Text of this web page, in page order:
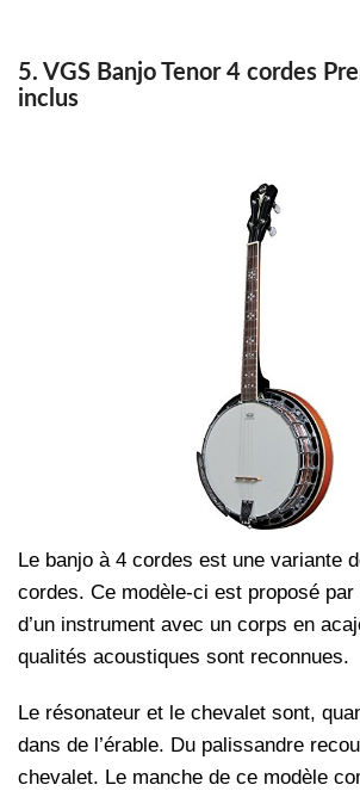
5. VGS Banjo Tenor 4 cordes
inclus
Le banjo à 4 cordes est une variante
cordes. Ce modèle-ci est proposé par
d’un instrument avec un corps en
qualités acoustiques sont reconnues.
Le résonateur et le chevalet sont,
dans de l’érable. Du palissandre
chevalet. Le manche de ce modèle